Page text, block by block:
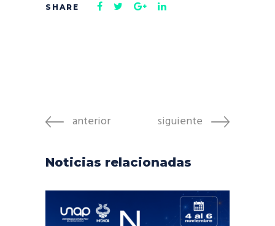
anterior siguiente
Noticias relacionadas